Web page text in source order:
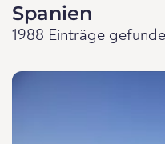
Spanien
1988 Einträge